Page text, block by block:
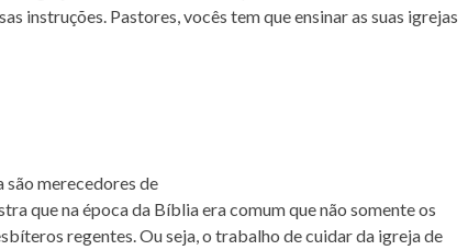
instruções. Pastores, vocês tem que ensinar as suas igrejas
merecedores de
que na época da Bíblia era comum que não somente os
regentes. Ou seja, o trabalho de cuidar da igreja de